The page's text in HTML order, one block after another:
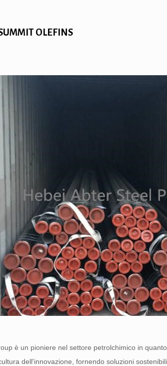
OLEFINS
è un pioniere nel settore petrolchimico in
dell'innovazione, fornendo soluzioni